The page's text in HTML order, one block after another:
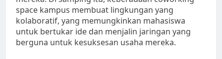
space kampus membuat lingkungan yang
kolaboratif, yang memungkinkan mahasiswa
untuk bertukar ide dan menjalin jaringan yang
berguna untuk kesuksesan usaha mereka.